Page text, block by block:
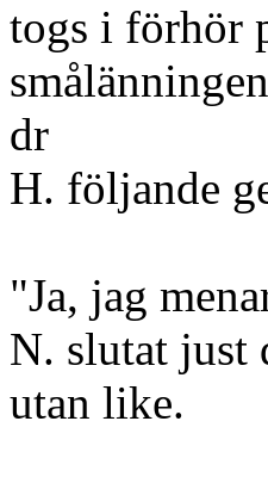
togs i förhör
dr
H. följande
"Ja, jag
N. slutat just
utan like.